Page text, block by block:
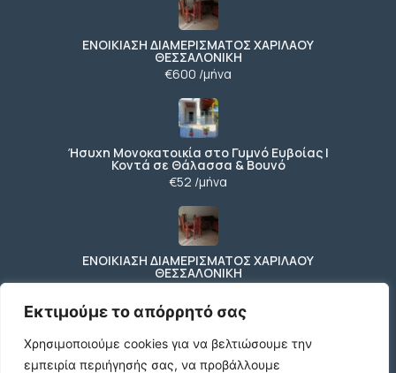
Εκτιμούμε το απόρρητό σας
Χρησιμοποιούμε cookies για να βελτιώσουμε την
εμπειρία περιήγησής σας, να προβάλλουμε
ΕΝΟΙΚΙΑΣΗ ΔΙΑΜΕΡΙΣΜΑΤΟΣ ΧΑΡΙΛΑΟΥ
ΘΕΣΣΑΛΟΝΙΚΗ
€600 /μήνα
Ήσυχη Μονοκατοικία στο Γυμνό Ευβοίας |
Κοντά σε Θάλασσα & Βουνό
€52 /μήνα
ΕΝΟΙΚΙΑΣΗ ΔΙΑΜΕΡΙΣΜΑΤΟΣ ΧΑΡΙΛΑΟΥ
ΘΕΣΣΑΛΟΝΙΚΗ
Κωδικος ακινητου Μ480 καταστημα στον